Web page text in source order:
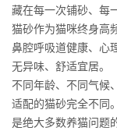
藏在每一次铺砂、每
猫砂作为猫咪终身高
鼻腔呼吸道健康、心
无异味、舒适宜居。
不同年龄、不同气候
适配的猫砂完全不同
是绝大多数养猫问题